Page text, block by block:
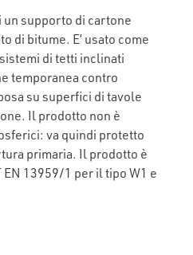
un supporto di cartone
di bitume. E’ usato come
di tetti inclinati
temporanea contro
su superfici di tavole
Il prodotto non è
va quindi protetto
primaria. Il prodotto è
13959/1 per il tipo W1 e